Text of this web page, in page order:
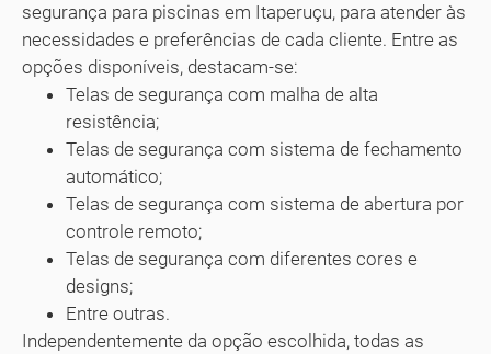
segurança para piscinas em Itaperuçu, para atender às
necessidades e preferências de cada cliente. Entre as
opções disponíveis, destacam-se:
Telas de segurança com malha de alta
resistência;
Telas de segurança com sistema de fechamento
automático;
Telas de segurança com sistema de abertura por
controle remoto;
Telas de segurança com diferentes cores e
designs;
Entre outras.
Independentemente da opção escolhida, todas as